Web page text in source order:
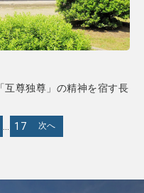
互尊独尊」の精神を宿す長
17 次へ